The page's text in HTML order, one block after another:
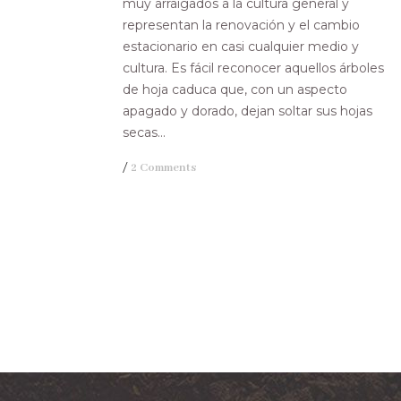
muy arraigados a la cultura general y
representan la renovación y el cambio
estacionario en casi cualquier medio y
cultura. Es fácil reconocer aquellos árboles
de hoja caduca que, con un aspecto
apagado y dorado, dejan soltar sus hojas
secas...
/ 2 Comments